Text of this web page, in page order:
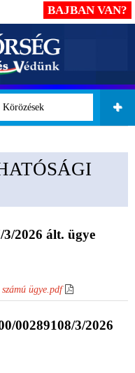
Körözések
BAJBAN VAN?
2026 ált. ügye
ügye.pdf
00289108/3/2026